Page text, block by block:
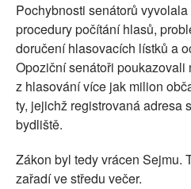
Pochybnosti senátorů
procedury počítání hlasů,
doručení hlasovacích lístků a
Opoziční senátoři poukazovali
z hlasování více jak milion
ty, jejichž registrovaná adresa
bydliště.
Zákon byl tedy vrácen Sejmu.
zařadí ve středu večer.